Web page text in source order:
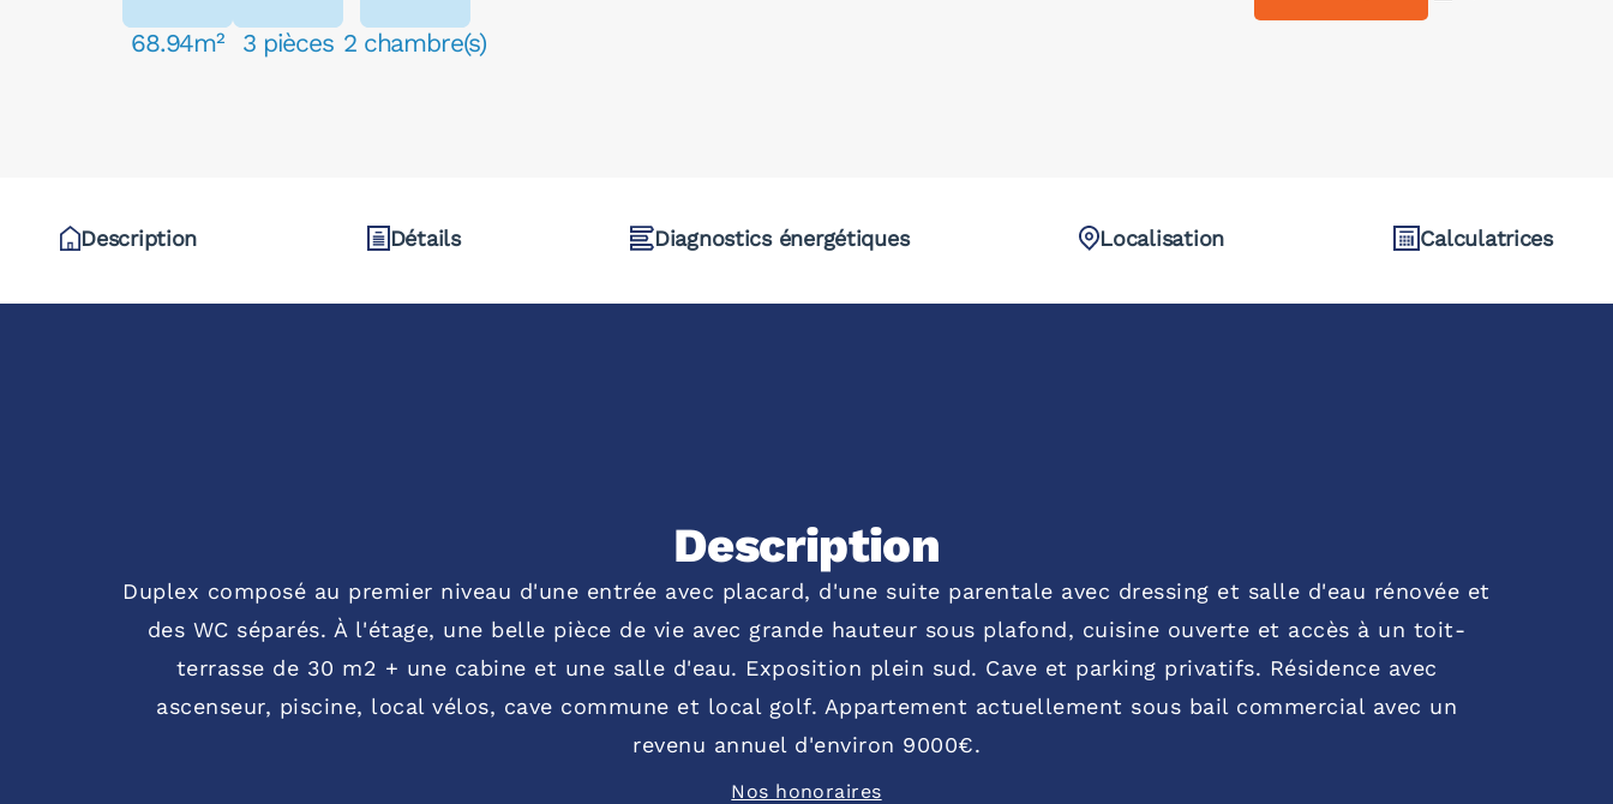
68.94m² 3 pièces 2 chambre(s)
Description Détails Diagnostics énergétiques Localisation Calculatrices
Description
Duplex composé au premier niveau d'une entrée avec placard, d'une suite parentale avec dressing et salle d'eau rénovée et
des WC séparés. À l'étage, une belle pièce de vie avec grande hauteur sous plafond, cuisine ouverte et accès à un toit-
terrasse de 30 m2 + une cabine et une salle d'eau. Exposition plein sud. Cave et parking privatifs. Résidence avec
ascenseur, piscine, local vélos, cave commune et local golf. Appartement actuellement sous bail commercial avec un
revenu annuel d'environ 9000€.
Nos honoraires